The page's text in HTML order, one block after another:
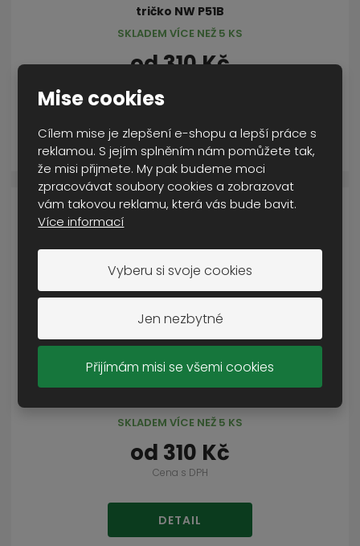
Mise cookies
Cílem mise je zlepšení e-shopu a lepší práce s
reklamou. S jejím splněním nám pomůžete tak,
že misi přijmete. My pak budeme moci
zpracovávat soubory cookies a zobrazovat
vám takovou reklamu, která vás bude bavit.
Více informací
Vyberu si svoje cookies
Jen nezbytné
Přijímám misi se všemi cookies
tričko NW P51B
od310 Kč
DETAIL
SKLADEM VÍCE NEŽ 5 KS
VÝPRODEJ
od 310 Kč
Cena s DPH
DETAIL
SKLADEM VÍCE NEŽ 5 KS